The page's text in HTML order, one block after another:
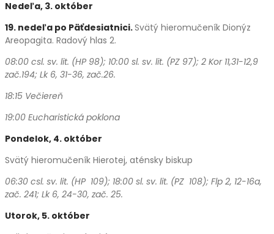
Nedeľa, 3. október
19. nedeľa po Päťdesiatnici.Svätý hieromučeník Dionýz
Areopagita. Radový hlas 2.
08:00 csl. sv. lit. (HP 98); 10:00 sl. sv. lit. (PZ 97); 2 Kor 11,31-12,9
zač.194; Lk 6, 31-36, zač.26.
18:15 Večiereň
19:00 Eucharistická poklona
Pondelok, 4. október
Svätý hieromučeník Hierotej, aténsky biskup
06:30 csl. sv. lit. (HP 109); 18:00 sl. sv. lit. (PZ 108); Flp 2, 12-16a,
zač. 241; Lk 6, 24-30, zač. 25.
Utorok, 5. október